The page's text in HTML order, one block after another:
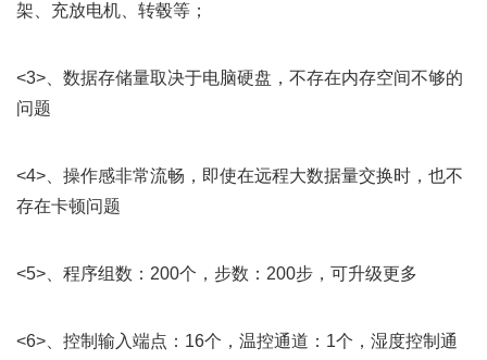
架、充放电机、转毂等；
<3>、数据存储量取决于电脑硬盘，不存在内存空间不够的
问题
<4>、操作感非常流畅，即使在远程大数据量交换时，也不
存在卡顿问题
<5>、程序组数：200个，步数：200步，可升级更多
<6>、控制输入端点：16个，温控通道：1个，湿度控制通